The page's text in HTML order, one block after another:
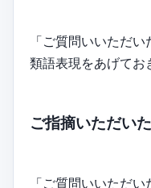
「ご質問いいただ
類語表現をあげてお
ご指摘いただい
「ご質問いいただ